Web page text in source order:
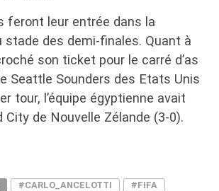
feront leur entrée dans la
stade des demi-finales. Quant à
son ticket pour le carré d’as
Seattle Sounders des Etats Unis
tour, l’équipe égyptienne avait
City de Nouvelle Zélande (3-0).
#CARLO_ANCELOTTI
#FIFA